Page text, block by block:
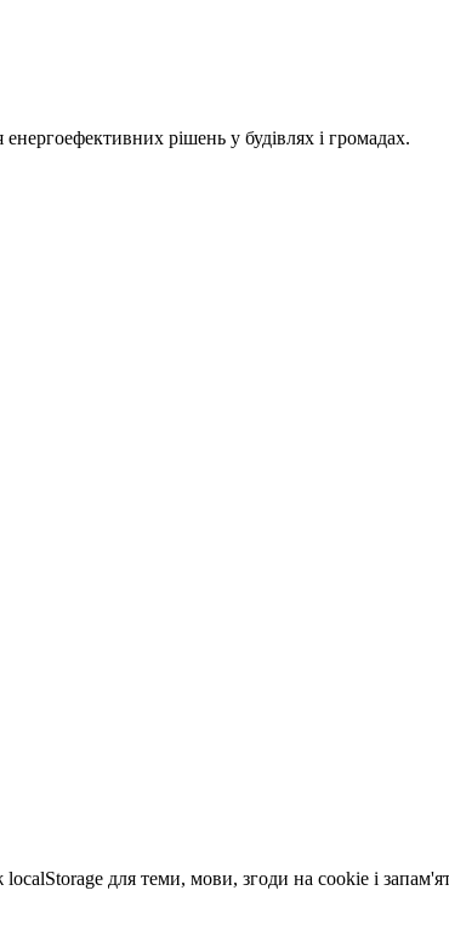
рішень у будівлях і громадах.
для теми, мови, згоди на cookie і